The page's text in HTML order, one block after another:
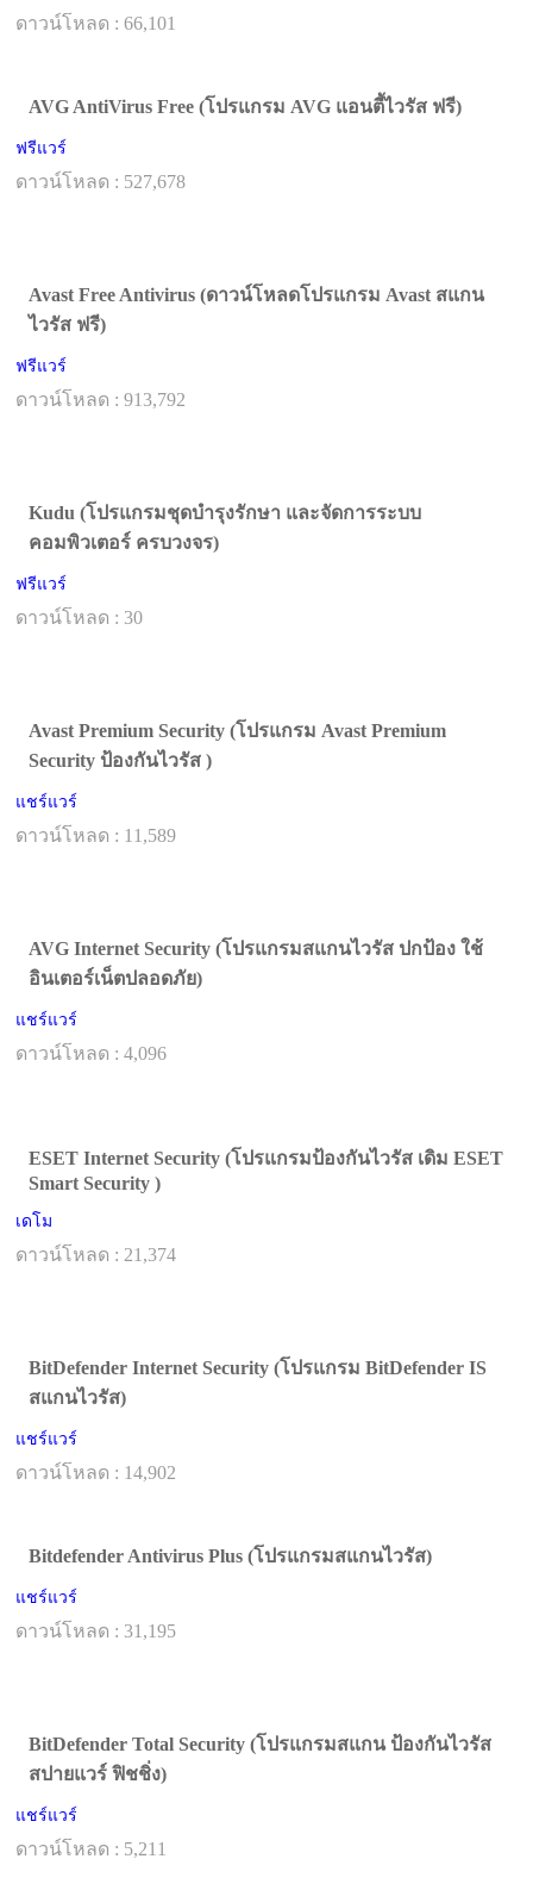
ดาวน์โหลด : 66,101
AVG AntiVirus Free (โปรแกรม AVG แอนตี้ไวรัส ฟรี)
ฟรีแวร์
ดาวน์โหลด : 527,678
Avast Free Antivirus (ดาวน์โหลดโปรแกรม Avast สแกน
ไวรัส ฟรี)
ฟรีแวร์
ดาวน์โหลด : 913,792
Kudu (โปรแกรมชุดบำรุงรักษา และจัดการระบบ
คอมพิวเตอร์ ครบวงจร)
ฟรีแวร์
ดาวน์โหลด : 30
Avast Premium Security (โปรแกรม Avast Premium
Security ป้องกันไวรัส )
แชร์แวร์
ดาวน์โหลด : 11,589
AVG Internet Security (โปรแกรมสแกนไวรัส ปกป้อง ใช้
อินเตอร์เน็ตปลอดภัย)
แชร์แวร์
ดาวน์โหลด : 4,096
ESET Internet Security (โปรแกรมป้องกันไวรัส เดิม ESET
Smart Security )
เดโม
ดาวน์โหลด : 21,374
BitDefender Internet Security (โปรแกรม BitDefender IS
สแกนไวรัส)
แชร์แวร์
ดาวน์โหลด : 14,902
Bitdefender Antivirus Plus (โปรแกรมสแกนไวรัส)
แชร์แวร์
ดาวน์โหลด : 31,195
BitDefender Total Security (โปรแกรมสแกน ป้องกันไวรัส
สปายแวร์ ฟิชชิ่ง)
แชร์แวร์
ดาวน์โหลด : 5,211